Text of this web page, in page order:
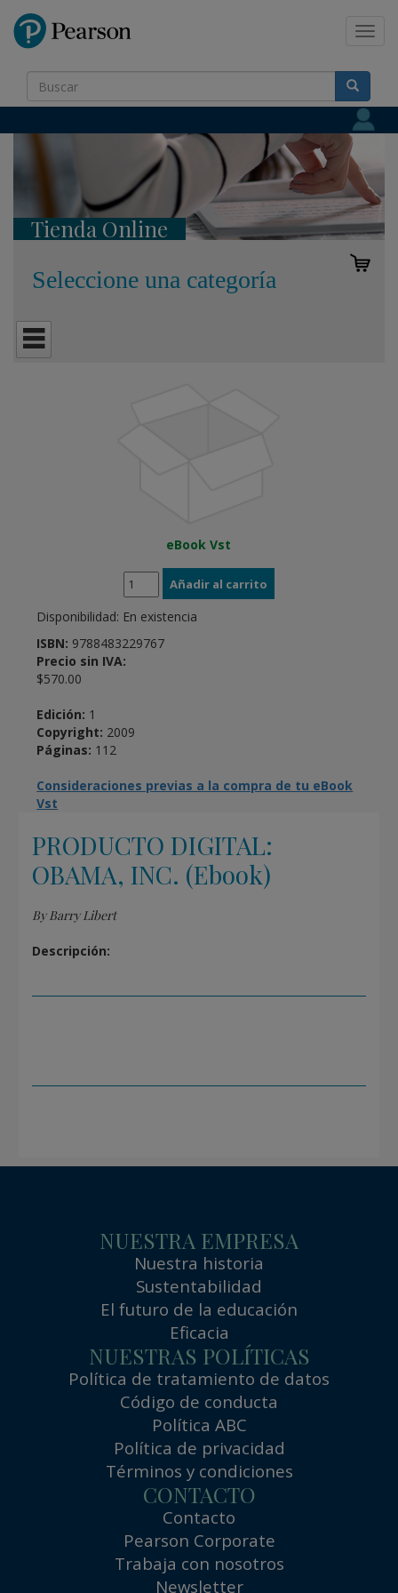
Tienda Online
Seleccione una categoría
eBook Vst
Disponibilidad: En existencia
ISBN: 9788483229767
Precio sin IVA:
$570.00
Edición: 1
Copyright: 2009
Páginas: 112
Consideraciones previas a la compra de tu eBook
Vst
PRODUCTO DIGITAL:
OBAMA, INC. (Ebook)
By Barry Libert
Descripción:
NUESTRA EMPRESA
Nuestra historia
Sustentabilidad
El futuro de la educación
Eficacia
NUESTRAS POLÍTICAS
Política de tratamiento de datos
Código de conducta
Política ABC
Política de privacidad
Términos y condiciones
CONTACTO
Contacto
Pearson Corporate
Trabaja con nosotros
Newsletter